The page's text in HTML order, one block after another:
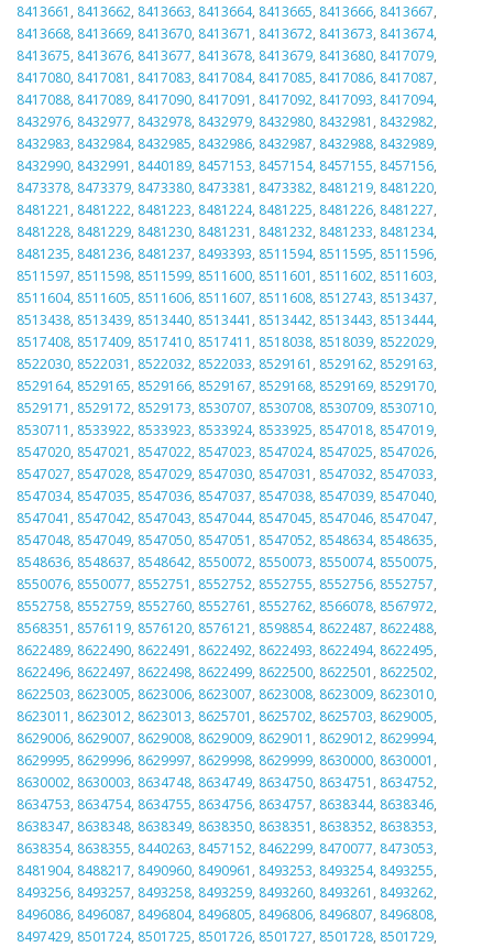
8413661 , 8413662, 8413663, 8413664, 8413665, 8413666, 8413667,
8413668, 8413669, 8413670, 8413671 , 8413672, 8413673, 8413674,
8413675, 8413676, 8413677, 8413678, 8413679, 8413680, 8417079,
8417080, 8417081 , 8417083, 8417084, 8417085, 8417086, 8417087,
8417088, 8417089, 8417090, 8417091 , 8417092, 8417093, 8417094,
8432976, 8432977, 8432978, 8432979, 8432980, 8432981 , 8432982,
8432983, 8432984, 8432985, 8432986, 8432987, 8432988, 8432989,
8432990, 8432991 , 8440189, 8457153, 8457154, 8457155, 8457156,
8473378, 8473379, 8473380, 8473381 , 8473382, 8481219, 8481220,
8481221 , 8481222, 8481223, 8481224, 8481225, 8481226, 8481227,
8481228, 8481229, 8481230, 8481231 , 8481232, 8481233, 8481234,
8481235, 8481236, 8481237, 8493393, 8511594, 8511595, 8511596,
8511597, 8511598, 8511599, 8511600, 8511601 , 8511602, 8511603,
8511604, 8511605, 8511606, 8511607, 8511608, 8512743, 8513437,
8513438, 8513439, 8513440, 8513441 , 8513442, 8513443, 8513444,
8517408, 8517409, 8517410, 8517411 , 8518038, 8518039, 8522029,
8522030, 8522031 , 8522032, 8522033, 8529161 , 8529162, 8529163,
8529164, 8529165, 8529166, 8529167, 8529168, 8529169, 8529170,
8529171 , 8529172, 8529173, 8530707, 8530708, 8530709, 8530710,
8530711 , 8533922, 8533923, 8533924, 8533925, 8547018, 8547019,
8547020, 8547021 , 8547022, 8547023, 8547024, 8547025, 8547026,
8547027, 8547028, 8547029, 8547030, 8547031 , 8547032, 8547033,
8547034, 8547035, 8547036, 8547037, 8547038, 8547039, 8547040,
8547041 , 8547042, 8547043, 8547044, 8547045, 8547046, 8547047,
8547048, 8547049, 8547050, 8547051 , 8547052, 8548634, 8548635,
8548636, 8548637, 8548642, 8550072, 8550073, 8550074, 8550075,
8550076, 8550077, 8552751 , 8552752, 8552755, 8552756, 8552757,
8552758, 8552759, 8552760, 8552761 , 8552762, 8566078, 8567972,
8568351 , 8576119, 8576120, 8576121 , 8598854, 8622487, 8622488,
8622489, 8622490, 8622491 , 8622492, 8622493, 8622494, 8622495,
8622496, 8622497, 8622498, 8622499, 8622500, 8622501 , 8622502,
8622503, 8623005, 8623006, 8623007, 8623008, 8623009, 8623010,
8623011 , 8623012, 8623013, 8625701 , 8625702, 8625703, 8629005,
8629006, 8629007, 8629008, 8629009, 8629011 , 8629012, 8629994,
8629995, 8629996, 8629997, 8629998, 8629999, 8630000, 8630001 ,
8630002, 8630003, 8634748, 8634749, 8634750, 8634751 , 8634752,
8634753, 8634754, 8634755, 8634756, 8634757, 8638344, 8638346,
8638347, 8638348, 8638349, 8638350, 8638351 , 8638352, 8638353,
8638354, 8638355, 8440263, 8457152, 8462299, 8470077, 8473053,
8481904, 8488217, 8490960, 8490961 , 8493253, 8493254, 8493255,
8493256, 8493257, 8493258, 8493259, 8493260, 8493261 , 8493262,
8496086, 8496087, 8496804, 8496805, 8496806, 8496807, 8496808,
8497429, 8501724, 8501725, 8501726, 8501727, 8501728, 8501729,